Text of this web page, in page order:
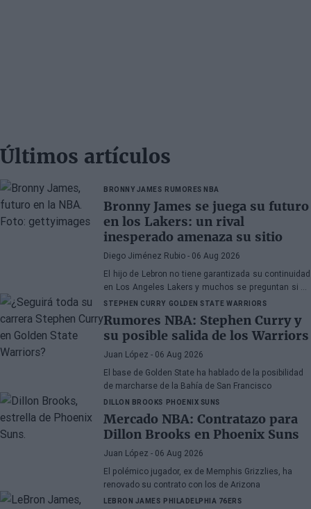
Últimos artículos
BRONNY JAMES RUMORES NBA
Bronny James se juega su futuro
en los Lakers: un rival
inesperado amenaza su sitio
Diego Jiménez Rubio - 06 Aug 2026
El hijo de Lebron no tiene garantizada su continuidad
en Los Angeles Lakers y muchos se preguntan si ha
hecho méritos para seguir en la NBA.
STEPHEN CURRY GOLDEN STATE WARRIORS
Rumores NBA: Stephen Curry y
su posible salida de los Warriors
Juan López - 06 Aug 2026
El base de Golden State ha hablado de la posibilidad
de marcharse de la Bahía de San Francisco
DILLON BROOKS PHOENIX SUNS
Mercado NBA: Contratazo para
Dillon Brooks en Phoenix Suns
Juan López - 06 Aug 2026
El polémico jugador, ex de Memphis Grizzlies, ha
renovado su contrato con los de Arizona
LEBRON JAMES PHILADELPHIA 76ERS